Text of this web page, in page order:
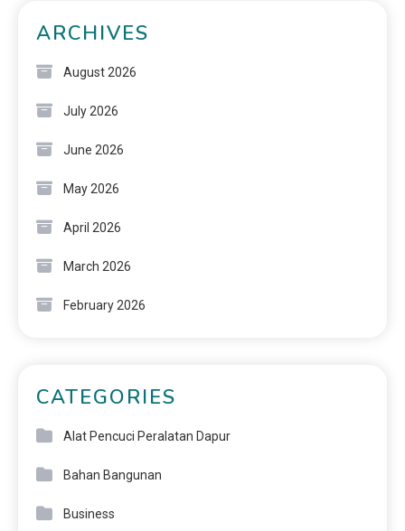
ARCHIVES
August 2026
July 2026
June 2026
May 2026
April 2026
March 2026
February 2026
CATEGORIES
Alat Pencuci Peralatan Dapur
Bahan Bangunan
Business